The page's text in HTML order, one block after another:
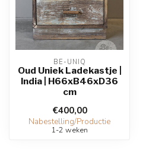
BE-UNIQ
Oud Uniek Ladekastje |
India | H66xB46xD36
cm
€400,00
Nabestelling/Productie
1-2 weken